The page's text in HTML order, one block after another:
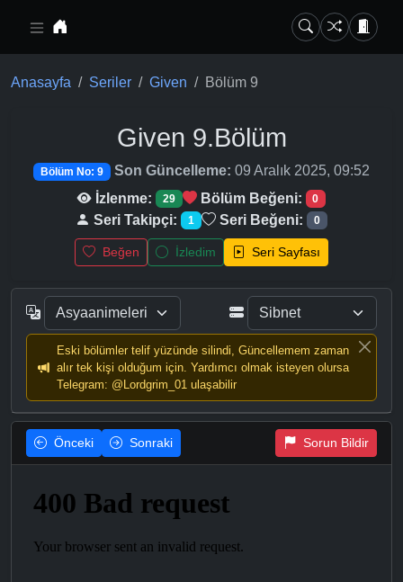
Anasayfa Seriler Given Bölüm 9
Given 9.Bölüm
Bölüm No: 9 Son Güncelleme: 09 Aralık 2025, 09:52
İzlenme:
29 Bölüm Beğeni: 0
Seri Takipçi: 1 Seri Beğeni: 0
Beğen İzledim Seri Sayfası
Eski bölümler telif yüzünde silindi, Güncellemem zaman
alır tek kişi olduğum için. Yardımcı olmak isteyen olursa
Telegram: @Lordgrim_01 ulaşabilir
Önceki Sonraki Sorun Bildir